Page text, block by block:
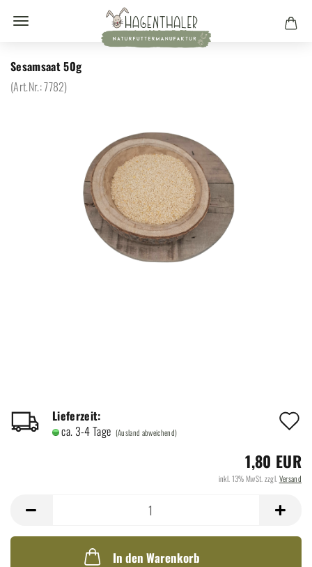
Sesamsaat 50g
(Art.Nr.:7782)
Lieferzeit:
ca. 3-4 Tage (Ausland abweichend)
1,80 EUR
inkl. 13% MwSt. zzgl. Versand
In den Warenkorb